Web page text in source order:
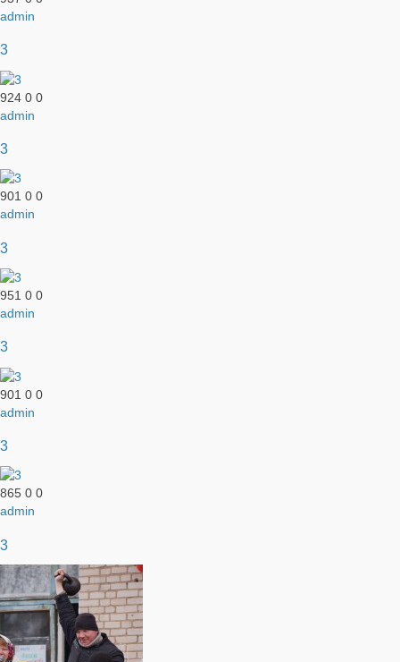
admin
3
924 0 0
admin
3
901 0 0
admin
3
951 0 0
admin
3
901 0 0
admin
3
865 0 0
admin
3